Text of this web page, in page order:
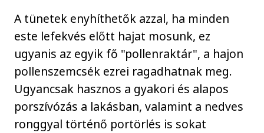
A tünetek enyhíthetők azzal, ha minden
este lefekvés előtt hajat mosunk, ez
ugyanis az egyik fő "pollenraktár", a hajon
pollenszemcsék ezrei ragadhatnak meg.
Ugyancsak hasznos a gyakori és alapos
porszívózás a lakásban, valamint a nedves
ronggyal történő portörlés is sokat